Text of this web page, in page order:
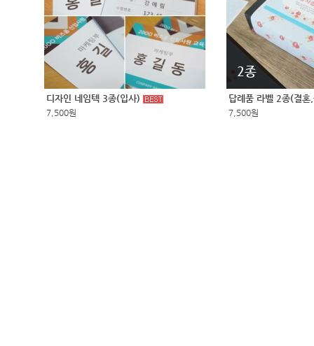
디자인 네임텍 3종(입사)
7,500원
2종
답례품 라벨 2종(결
7,500원